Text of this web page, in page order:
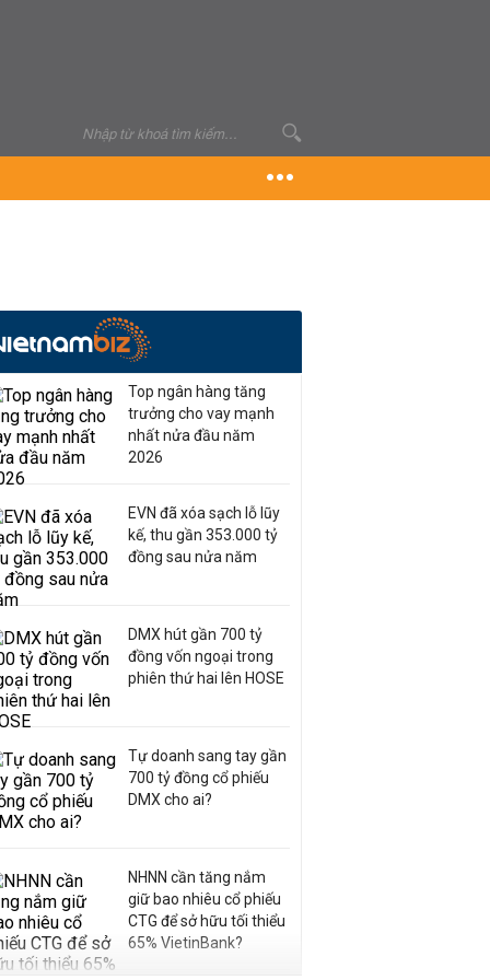
Top ngân hàng tăng
trưởng cho vay mạnh
nhất nửa đầu năm
2026
EVN đã xóa sạch lỗ lũy
kế, thu gần 353.000 tỷ
đồng sau nửa năm
DMX hút gần 700 tỷ
đồng vốn ngoại trong
phiên thứ hai lên HOSE
Tự doanh sang tay gần
700 tỷ đồng cổ phiếu
DMX cho ai?
NHNN cần tăng nắm
giữ bao nhiêu cổ phiếu
CTG để sở hữu tối thiểu
65% VietinBank?